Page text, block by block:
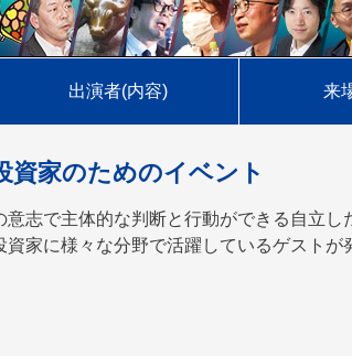
出演者(内容) 来
資家のためのイベント
志で主体的な判断と行動ができる自立し
家に様々な分野で活躍しているゲスト